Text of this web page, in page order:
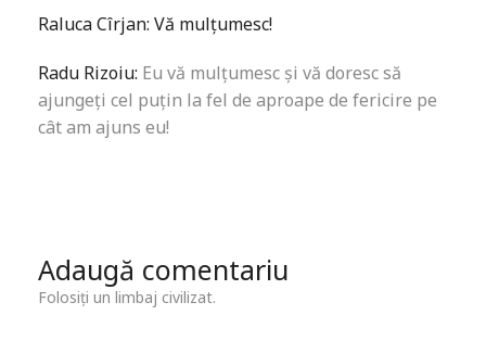
Raluca Cîrjan: Vă mulţumesc!
Radu Rizoiu: Eu vă mulțumesc și vă doresc să
ajungeți cel puțin la fel de aproape de fericire pe
cât am ajuns eu!
Adaugă comentariu
Folosiți un limbaj civilizat.